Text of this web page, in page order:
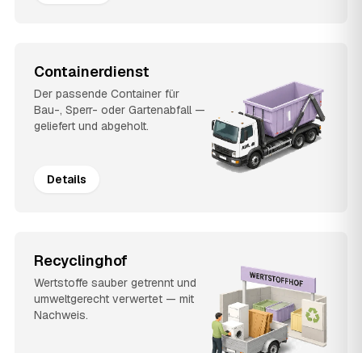
Containerdienst
Der passende Container für
Bau-, Sperr- oder Gartenabfall —
geliefert und abgeholt.
Details
Recyclinghof
Wertstoffe sauber getrennt und
umweltgerecht verwertet — mit
Nachweis.